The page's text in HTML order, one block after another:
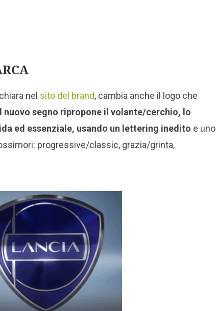
nel sito del brand, cambia anche il logo che
nuovo segno ripropone il volante/cerchio, lo
ed essenziale, usando un lettering inedito e uno
progressive/classic, grazia/grinta,